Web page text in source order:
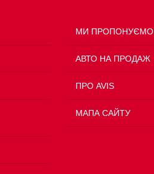
МИ ПРОПОНУЄМО
АВТО НА ПРОДАЖ
ПРО AVIS
МАПА САЙТУ